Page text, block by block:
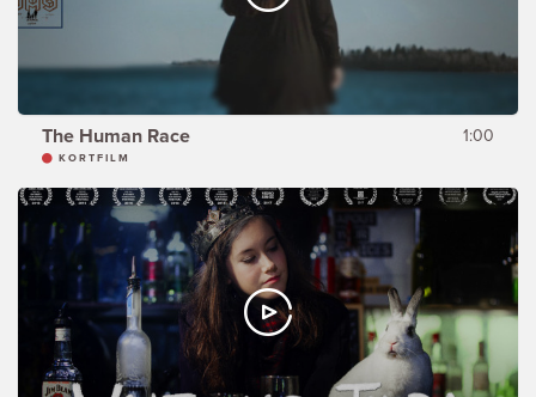
The Human Race 1:00
KORTFILM